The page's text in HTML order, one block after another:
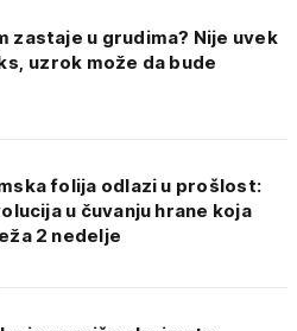
zastaje u grudima? Nije uvek
uzrok može da bude
folija odlazi u prošlost:
u čuvanju hrane koja
2 nedelje